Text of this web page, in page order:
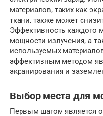
материалов, таких как
ткани, также может
Эффективность каждого
мощности излучения, а
используемых
эффективным методом
экранирования и
Выбор места для
Первым шагом является